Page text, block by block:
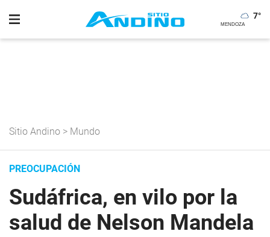
7°
Sitio Andino > Mundo
PREOCUPACIÓN
Sudáfrica, en vilo por la
salud de Nelson Mandela